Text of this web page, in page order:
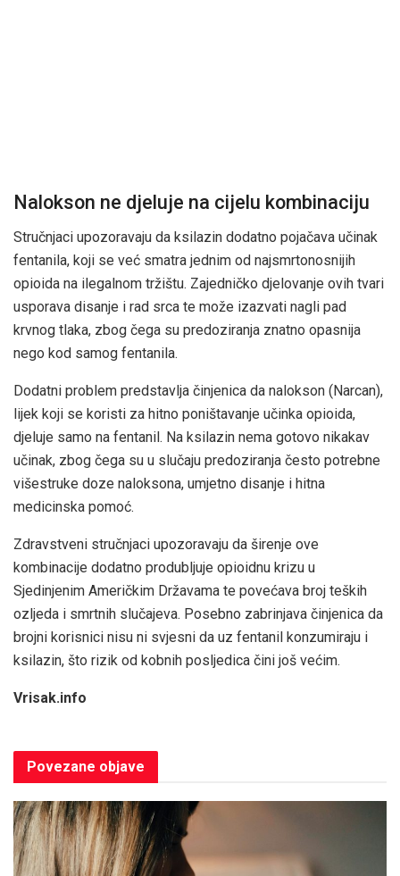
Nalokson ne djeluje na cijelu kombinaciju
Stručnjaci upozoravaju da ksilazin dodatno pojačava učinak
fentanila, koji se već smatra jednim od najsmrtonosnijih
opioida na ilegalnom tržištu. Zajedničko djelovanje ovih tvari
usporava disanje i rad srca te može izazvati nagli pad
krvnog tlaka, zbog čega su predoziranja znatno opasnija
nego kod samog fentanila.
Dodatni problem predstavlja činjenica da nalokson (Narcan),
lijek koji se koristi za hitno poništavanje učinka opioida,
djeluje samo na fentanil. Na ksilazin nema gotovo nikakav
učinak, zbog čega su u slučaju predoziranja često potrebne
višestruke doze naloksona, umjetno disanje i hitna
medicinska pomoć.
Zdravstveni stručnjaci upozoravaju da širenje ove
kombinacije dodatno produbljuje opioidnu krizu u
Sjedinjenim Američkim Državama te povećava broj teških
ozljeda i smrtnih slučajeva. Posebno zabrinjava činjenica da
brojni korisnici nisu ni svjesni da uz fentanil konzumiraju i
ksilazin, što rizik od kobnih posljedica čini još većim.
Vrisak.info
Povezane objave